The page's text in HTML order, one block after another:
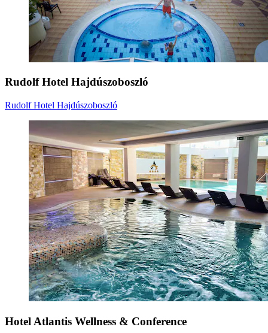
Rudolf Hotel Hajdúszoboszló
Rudolf Hotel Hajdúszoboszló
Hotel Atlantis Wellness & Conference